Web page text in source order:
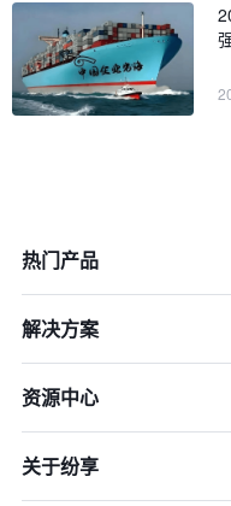
热门产品
解决方案
资源中心
关于纷享